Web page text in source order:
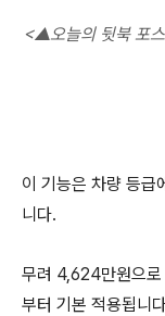
<▲오늘의 뒷북 포
이 기능은 차량 등급
니다.
무려 4,624만원으로
부터 기본 적용됩니